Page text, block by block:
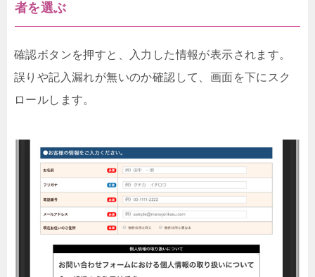
者を選ぶ
確認ボタンを押すと、入力した情報が表示されます。
誤りや記入漏れが無いのか確認して、画面を下にスク
ロールします。